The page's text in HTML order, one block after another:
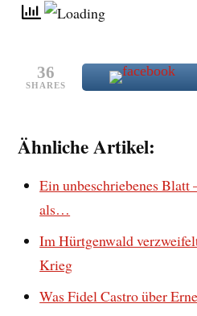
36
SHARES
Ähnliche Artikel:
Ein unbeschriebenes
als…
Im Hürtgenwald
Krieg
Was Fidel Castro über